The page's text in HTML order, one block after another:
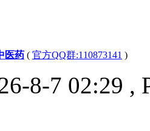
医药 ( 官方QQ群:110873141 )
8-7 02:29 ,